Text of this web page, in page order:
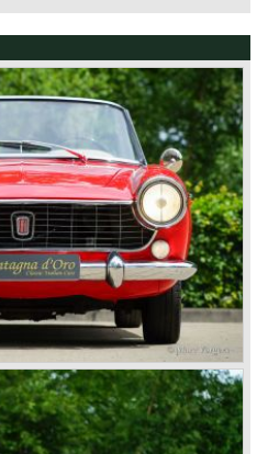
feature a unitary
speed manual gearbox with
with disk brakes at the front
are hard to find nowadays.
mph..
30B 1-4
EX OOSTERWOLDE
BAS